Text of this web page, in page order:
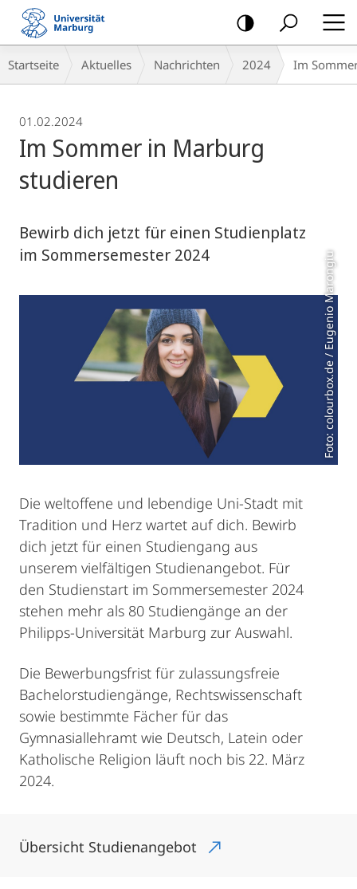
Mobile-
Navigation
Breadcrumb-
Navigation
Startseite Aktuelles Nachrichten 2024 Im
01.02.2024
Im Sommer in Marburg
studieren
Bewirb dich jetzt für einen Studienplatz
im Sommersemester 2024
Foto: colourbox.de / Eugenio Marongiu
Die weltoffene und lebendige Uni-Stadt mit
Tradition und Herz wartet auf dich. Bewirb
dich jetzt für einen Studiengang aus
unserem vielfältigen Studienangebot. Für
den Studienstart im Sommersemester 2024
stehen mehr als 80 Studiengänge an der
Philipps-Universität Marburg zur Auswahl.
Die Bewerbungsfrist für zulassungsfreie
Bachelorstudiengänge, Rechtswissenschaft
sowie bestimmte Fächer für das
Gymnasiallehramt wie Deutsch, Latein oder
Katholische Religion läuft noch bis 22. März
2024.
Übersicht Studienangebot